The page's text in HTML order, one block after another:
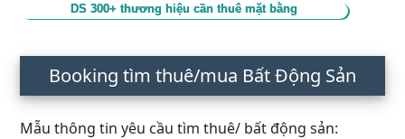
DS 300+ thương hiệu cần thuê mặt bằng
Booking tìm thuê/mua Bất Động Sản
Mẫu thông tin yêu cầu tìm thuê/ bất động sản: